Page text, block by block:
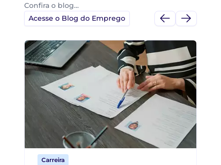
Confira o blog…
Acesse o Blog do Emprego
Carreira